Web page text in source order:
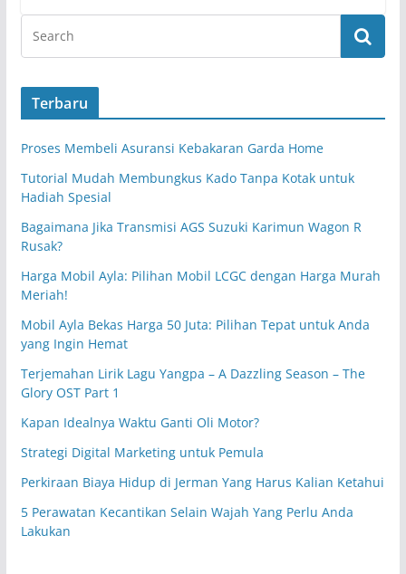
Terbaru
Proses Membeli Asuransi Kebakaran Garda Home
Tutorial Mudah Membungkus Kado Tanpa Kotak untuk
Hadiah Spesial
Bagaimana Jika Transmisi AGS Suzuki Karimun Wagon R
Rusak?
Harga Mobil Ayla: Pilihan Mobil LCGC dengan Harga Murah
Meriah!
Mobil Ayla Bekas Harga 50 Juta: Pilihan Tepat untuk Anda
yang Ingin Hemat
Terjemahan Lirik Lagu Yangpa – A Dazzling Season – The
Glory OST Part 1
Kapan Idealnya Waktu Ganti Oli Motor?
Strategi Digital Marketing untuk Pemula
Perkiraan Biaya Hidup di Jerman Yang Harus Kalian Ketahui
5 Perawatan Kecantikan Selain Wajah Yang Perlu Anda
Lakukan